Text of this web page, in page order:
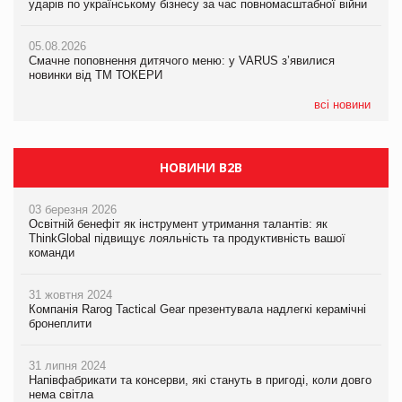
ударів по українському бізнесу за час повномасштабної війни
05.08.2026
Смачне поповнення дитячого меню: у VARUS з’явилися
новинки від ТМ ТОКЕРИ
всі новини
PrivateLabel&FMCG Master 2026
04.08.2026
Через атаку РФ у Дніпрі пошкоджено склад шоколаду
Millennium
НОВИНИ B2B
03 березня 2026
Освітній бенефіт як інструмент утримання талантів: як
ThinkGlobal підвищує лояльність та продуктивність вашої
команди
31 жовтня 2024
Компанія Rarog Tactical Gear презентувала надлегкі керамічні
бронеплити
31 липня 2024
Напівфабрикати та консерви, які стануть в пригоді, коли довго
нема світла